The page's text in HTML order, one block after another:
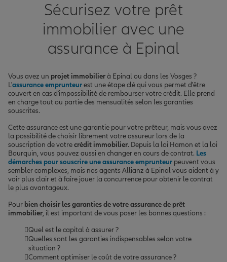
Sécurisez votre prêt
immobilier avec une
assurance à Epinal
Vous avez un projet immobilierà Epinal ou dans les Vosges ?
L'assurance emprunteurest une étape clé qui vous permet d'être
couvert en cas d'impossibilité de rembourser votre crédit. Elle prend
en charge tout ou partie des mensualités selon les garanties
souscrites.
Cette assurance est une garantie pour votre prêteur, mais vous avez
la possibilité de choisir librement votre assureur lors de la
souscription de votrecrédit immobilier. Depuis la loi Hamon et la loi
Bourquin, vous pouvez aussi en changer en cours de contrat. Les
démarches pour souscrire une assurance emprunteur peuvent vous
sembler complexes, mais nos agents Allianz à Epinal vous aident à y
voir plus clair et à faire jouer la concurrence pour obtenir le contrat
le plus avantageux.
Pour bien choisir les garanties de votre assurance de prêt
immobilier, il est important de vous poser les bonnes questions :
Quel est le capital à assurer ?
Quelles sont les garanties indispensables selon votre
situation ?
Comment optimiser le coût de votre assurance ?